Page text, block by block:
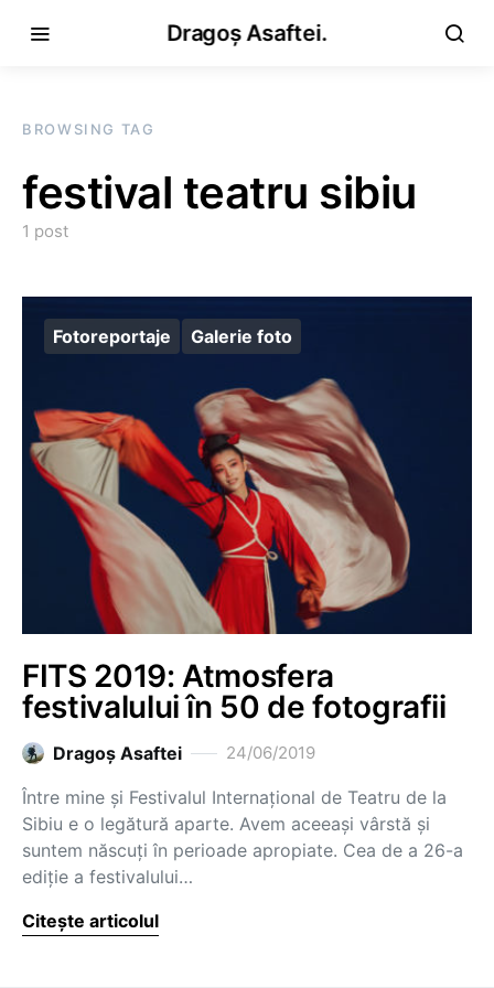
Dragoș Asaftei.
BROWSING TAG
festival teatru sibiu
1 post
Fotoreportaje Galerie foto
FITS 2019: Atmosfera
festivalului în 50 de fotografii
Dragoş Asaftei 24/06/2019
Între mine și Festivalul Internațional de Teatru de la
Sibiu e o legătură aparte. Avem aceeași vârstă și
suntem născuți în perioade apropiate. Cea de a 26-a
ediție a festivalului…
Citește articolul